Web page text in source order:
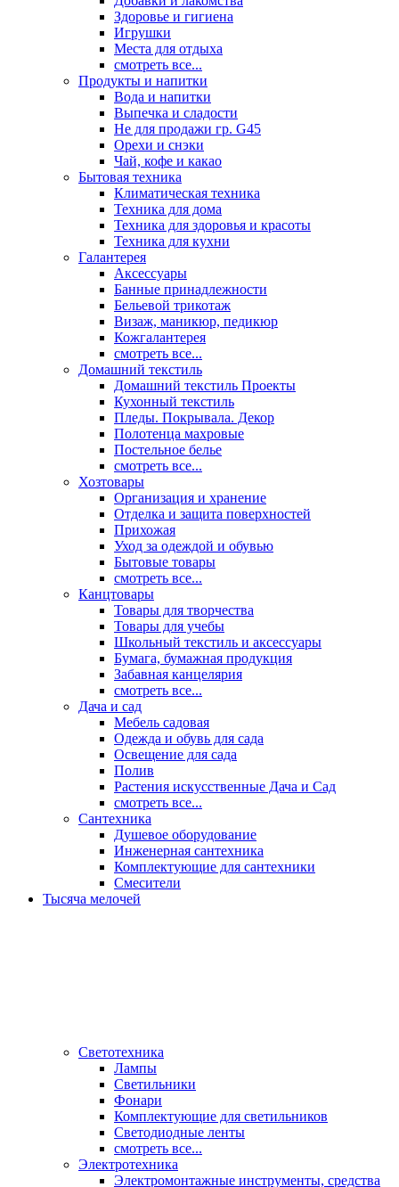
Здоровье и гигиена
Игрушки
Места для отдыха
смотреть все...
Продукты и напитки
Вода и напитки
Выпечка и сладости
Не для продажи гр. G45
Орехи и снэки
Чай, кофе и какао
Бытовая техника
Климатическая техника
Техника для дома
Техника для здоровья и красоты
Техника для кухни
Галантерея
Аксессуары
Банные принадлежности
Бельевой трикотаж
Визаж, маникюр, педикюр
Кожгалантерея
смотреть все...
Домашний текстиль
Домашний текстиль Проекты
Кухонный текстиль
Пледы. Покрывала. Декор
Полотенца махровые
Постельное белье
смотреть все...
Хозтовары
Организация и хранение
Отделка и защита поверхностей
Прихожая
Уход за одеждой и обувью
Бытовые товары
смотреть все...
Канцтовары
Товары для творчества
Товары для учебы
Школьный текстиль и аксессуары
Бумага, бумажная продукция
Забавная канцелярия
смотреть все...
Дача и сад
Мебель садовая
Одежда и обувь для сада
Освещение для сада
Полив
Растения искусственные Дача и Сад
смотреть все...
Сантехника
Душевое оборудование
Инженерная сантехника
Комплектующие для сантехники
Смесители
Тысяча мелочей
Светотехника
Лампы
Светильники
Фонари
Комплектующие для светильников
Светодиодные ленты
смотреть все...
Электротехника
Электромонтажные инструменты, средства